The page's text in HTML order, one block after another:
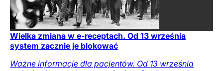
Wielka zmiana w e-receptach. Od 13 września
system zacznie je blokować
Ważne informacje dla pacjentów. Od 13 września